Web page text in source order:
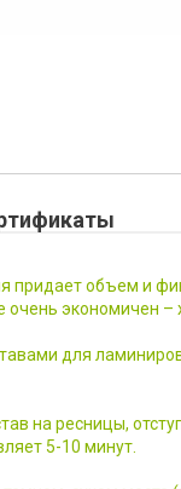
придает объем и
очень экономичен
для
на ресницы,
5-10 минут.